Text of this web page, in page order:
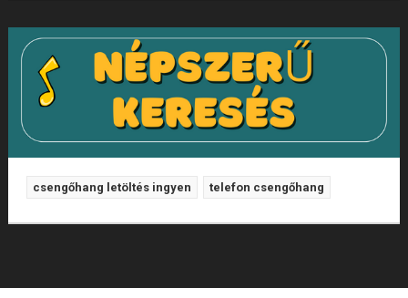
csengőhang letöltés ingyen telefon csengőhang